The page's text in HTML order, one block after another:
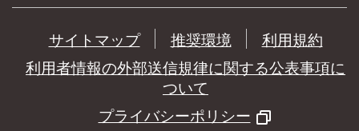
サイトマップ 推奨環境
利用規約
利用者情報の外部送信規律に関する公表事項に
ついて
プライバシーポリシー